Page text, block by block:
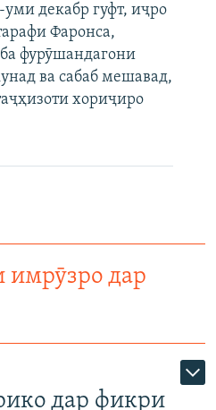
RL
декабр гуфт, иҷро
Фаронса,
фурӯшандагони
ва сабаб мешавад,
хориҷиро
имрӯзро дар
дар фикри